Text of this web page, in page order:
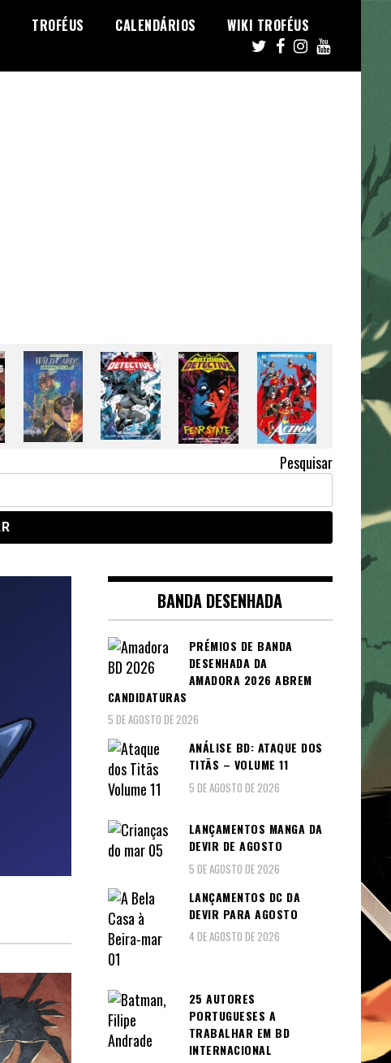
TROFÉUS CALENDÁRIOS WIKI TROFÉUS
Pesquisar
BANDA DESENHADA
PRÉMIOS DE BANDA
DESENHADA DA
AMADORA 2026 ABREM
CANDIDATURAS
5 DE AGOSTO DE 2026
ANÁLISE BD: ATAQUE DOS
TITÃS – VOLUME 11
5 DE AGOSTO DE 2026
LANÇAMENTOS MANGA DA
DEVIR DE AGOSTO
5 DE AGOSTO DE 2026
LANÇAMENTOS DC DA
DEVIR PARA AGOSTO
4 DE AGOSTO DE 2026
25 AUTORES
PORTUGUESES A
TRABALHAR EM BD
INTERNACIONAL